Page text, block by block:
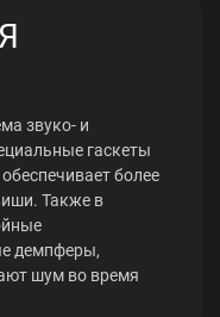
звуко- и
гаскеты
более
Также в
демпферы,
шум во время